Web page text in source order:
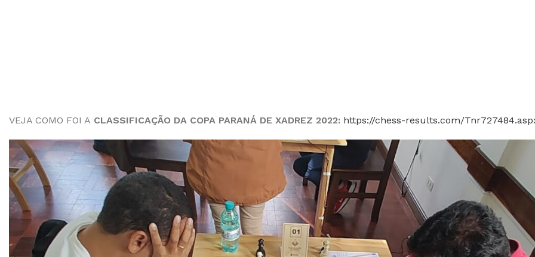
VEJA COMO FOI A CLASSIFICAÇÃO DA COPA PARANÁ DE XADREZ 2022: https://chess-results.com/